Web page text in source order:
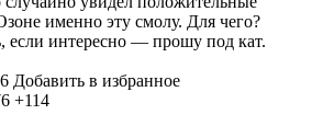
именно эту смолу. Для чего?
если интересно — прошу под кат.
Добавить в избранное
+114